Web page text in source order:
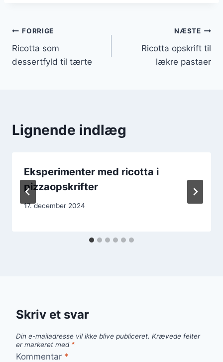
Indlægsnavigation
FORRIGE
Ricotta som
dessertfyld til tærte
NÆSTE
Ricotta opskrift til
lækre pastaer
Lignende indlæg
Eksperimenter med ricotta i
pizzaopskrifter
17. december 2024
Skriv et svar
Din e-mailadresse vil ikke blive publiceret. Krævede felter
er markeret med *
Kommentar *